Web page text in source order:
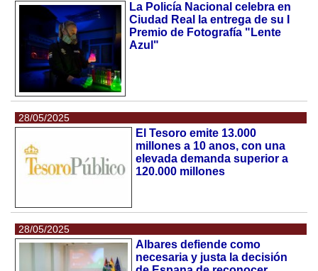
La Policía Nacional celebra en
Ciudad Real la entrega de su I
Premio de Fotografía "Lente
Azul"
28/05/2025
El Tesoro emite 13.000
millones a 10 anos, con una
elevada demanda superior a
120.000 millones
28/05/2025
Albares defiende como
necesaria y justa la decisión